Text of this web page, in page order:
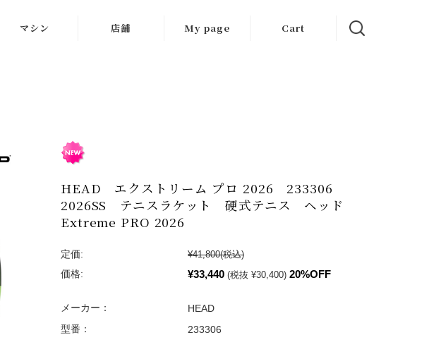
マシン
修理メンテナンス
店舗 My page Cart
HEAD エクストリーム プロ 2026 233306
2026SS テニスラケット 硬式テニス ヘッド
Extreme PRO 2026
定価: ¥41,800(税込)
価格:
¥33,440 (税抜 ¥30,400) 20%OFF
メーカー：
HEAD
型番：
233306